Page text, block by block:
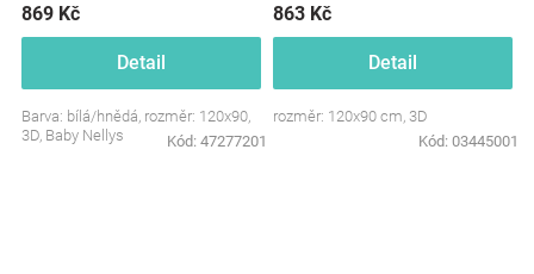
869 Kč
Detail
Barva: bílá/hnědá, rozměr: 120x90,
3D, Baby Nellys
Kód: 47277201
863 Kč
Detail
rozměr: 120x90 cm, 3D
Kód: 03445001